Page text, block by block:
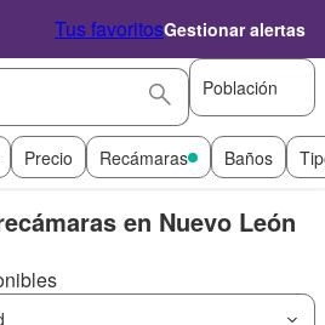
Tus favoritosGestionar alertas
Población
Precio Recámaras Baños
en Nuevo León